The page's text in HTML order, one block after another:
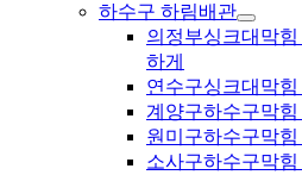
하수구 하림배관
의정부싱크대막
하게
연수구싱크대막
계양구하수구막힘
원미구하수구막
소사구하수구막